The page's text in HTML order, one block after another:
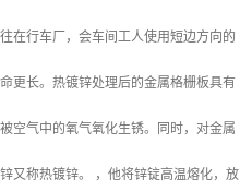
在行车厂，会车间工人使用短边方向的
更长。热镀锌处理后的金属格栅板具有
空气中的氧气氧化生锈。同时，对金属
又称热镀锌。 ，他将锌锭高温熔化，放